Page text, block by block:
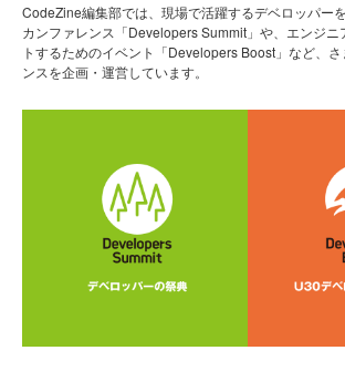
CodeZine編集部では、現場で活躍するデベロッパー
カンファレンス「Developers Summit」や、エンジニ
トするためのイベント「Developers Boost」など、
ンスを企画・運営しています。